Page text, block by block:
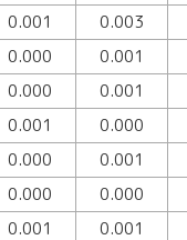
0.001 0.003
0.000 0.001
0.000 0.001
0.001 0.000
0.000 0.001
0.000 0.000
0.001 0.001